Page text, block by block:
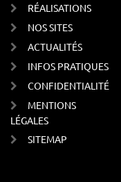
RÉALISATIONS
NOS SITES
ACTUALITÉS
INFOS PRATIQUES
CONFIDENTIALITÉ
MENTIONS
LÉGALES
SITEMAP